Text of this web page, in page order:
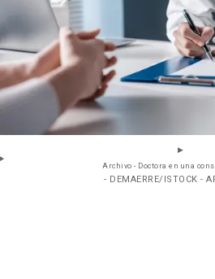
Archivo - Doctora en una
- DEMAERRE/ISTOCK -